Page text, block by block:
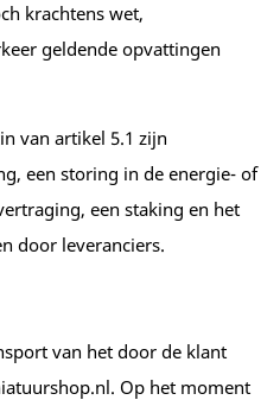
krachtens wet,
geldende opvattingen
van artikel 5.1 zijn
een storing in de energie- of
een staking en het
door leveranciers.
van het door de klant
Op het moment